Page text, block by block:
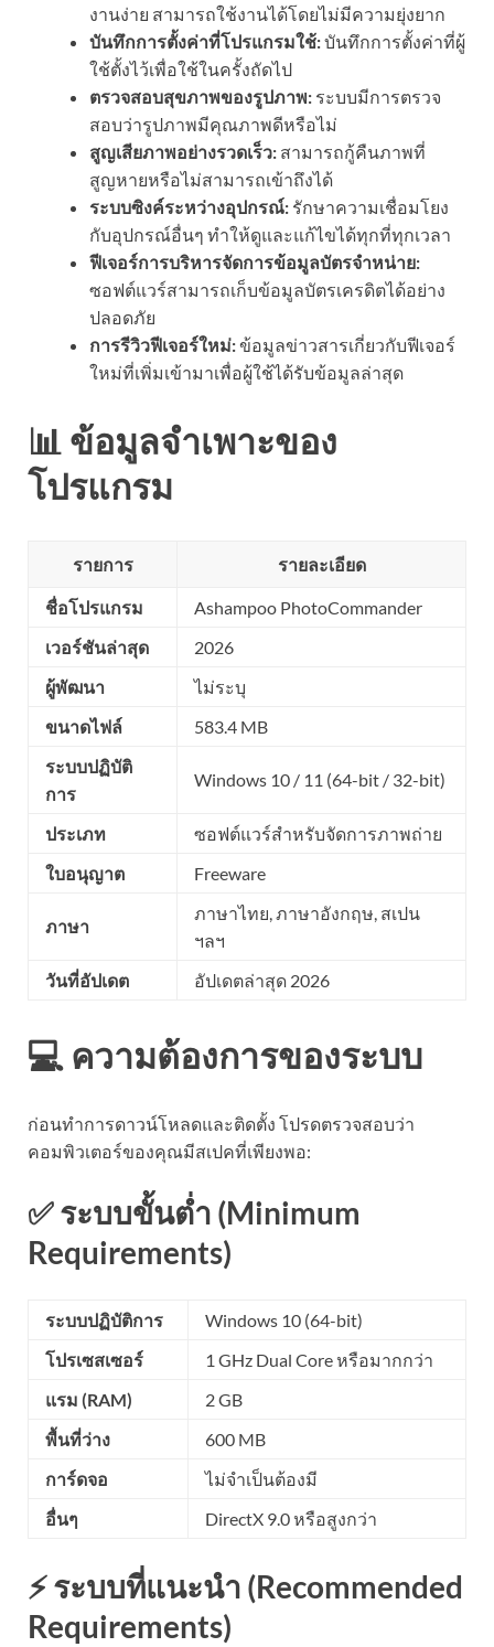
งานง่าย สามารถใช้งานได้โดยไม่มีความยุ่งยาก
บันทึกการตั้งค่าที่โปรแกรมใช้:บันทึกการตั้งค่าที่ผู้
ใช้ตั้งไว้เพื่อใช้ในครั้งถัดไป
ตรวจสอบสุขภาพของรูปภาพ: ระบบมีการตรวจ
สอบว่ารูปภาพมีคุณภาพดีหรือไม่
สูญเสียภาพอย่างรวดเร็ว: สามารถกู้คืนภาพที่
สูญหายหรือไม่สามารถเข้าถึงได้
ระบบซิงค์ระหว่างอุปกรณ์: รักษาความเชื่อมโยง
กับอุปกรณ์อื่นๆ ทำให้ดูและแก้ไขได้ทุกที่ทุกเวลา
ฟีเจอร์การบริหารจัดการข้อมูลบัตรจำหน่าย:
ซอฟต์แวร์สามารถเก็บข้อมูลบัตรเครดิตได้อย่าง
ปลอดภัย
การรีวิวฟีเจอร์ใหม่:ข้อมูลข่าวสารเกี่ยวกับฟีเจอร์
ใหม่ที่เพิ่มเข้ามาเพื่อผู้ใช้ได้รับข้อมูลล่าสุด
📊 ข้อมูลจำเพาะของ
โปรแกรม
รายการ รายละเอียด
ชื่อโปรแกรม
Ashampoo PhotoCommander
เวอร์ชันล่าสุด
2026
ผู้พัฒนา
ไม่ระบุ
ขนาดไฟล์
583.4 MB
ระบบปฏิบัติ
การ
Windows 10 / 11 (64-bit / 32-bit)
ประเภท
ซอฟต์แวร์สำหรับจัดการภาพถ่าย
ใบอนุญาต
Freeware
ภาษา
ภาษาไทย, ภาษาอังกฤษ, สเปน
ฯลฯ
วันที่อัปเดต
อัปเดตล่าสุด 2026
💻 ความต้องการของระบบ
ก่อนทำการดาวน์โหลดและติดตั้ง โปรดตรวจสอบว่า
คอมพิวเตอร์ของคุณมีสเปคที่เพียงพอ:
✅ ระบบขั้นต่ำ (Minimum
Requirements)
ระบบปฏิบัติการ
Windows 10 (64-bit)
โปรเซสเซอร์
1 GHz Dual Core หรือมากกว่า
แรม (RAM)
2 GB
พื้นที่ว่าง
600 MB
การ์ดจอ
ไม่จำเป็นต้องมี
อื่นๆ
DirectX 9.0 หรือสูงกว่า
⚡ ระบบที่แนะนำ (Recommended
Requirements)